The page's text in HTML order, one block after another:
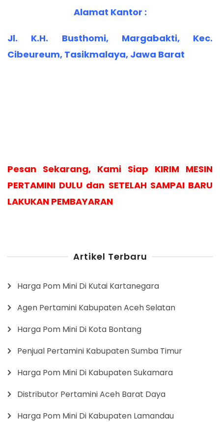
Alamat Kantor :
Jl. K.H. Busthomi, Margabakti, Kec.
Cibeureum, Tasikmalaya, Jawa Barat
Pesan Sekarang, Kami Siap KIRIM MESIN
PERTAMINI DULU dan SETELAH SAMPAI BARU
LAKUKAN PEMBAYARAN
Artikel Terbaru
Harga Pom Mini Di Kutai Kartanegara
Agen Pertamini Kabupaten Aceh Selatan
Harga Pom Mini Di Kota Bontang
Penjual Pertamini Kabupaten Sumba Timur
Harga Pom Mini Di Kabupaten Sukamara
Distributor Pertamini Aceh Barat Daya
Harga Pom Mini Di Kabupaten Lamandau